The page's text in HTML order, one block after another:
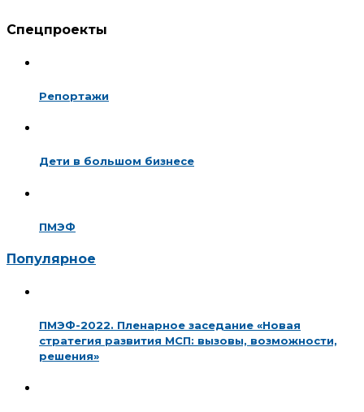
Спецпроекты
Репортажи
Дети в большом бизнесе
ПМЭФ
Популярное
ПМЭФ-2022. Пленарное заседание «Новая
стратегия развития МСП: вызовы, возможности,
решения»